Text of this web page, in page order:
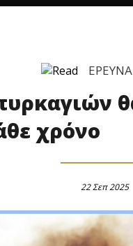
χρόνο
22 Σεπ 2025